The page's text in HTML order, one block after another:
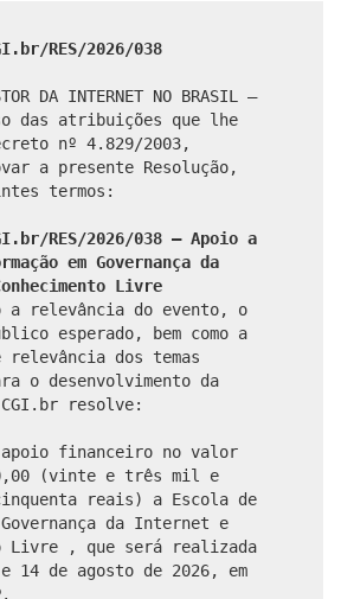
RES/2026/038
DA INTERNET NO BRASIL –
das atribuições que lhe
nº 4.829/2003,
a presente Resolução,
termos:
RES/2026/038 – Apoio a
em Governança da
Livre
a relevância do evento, o
esperado, bem como a
relevância dos temas
o desenvolvimento da
resolve:
financeiro no valor
(vinte e três mil e
reais) a Escola de
Governança da Internet e
Livre , que será realizada
14 de agosto de 2026, em